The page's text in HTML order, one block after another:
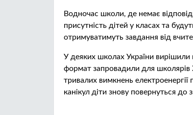
Водночас школи, де немає
присутність дітей у класах та
отримуватимуть завдання від
У деяких школах України вирішили
формат запровадили для
тривалих вимкнень
канікул діти знову повернуться до